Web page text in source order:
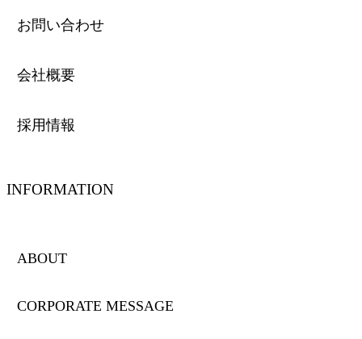
お問い合わせ
会社概要
採用情報
INFORMATION
ABOUT
CORPORATE MESSAGE